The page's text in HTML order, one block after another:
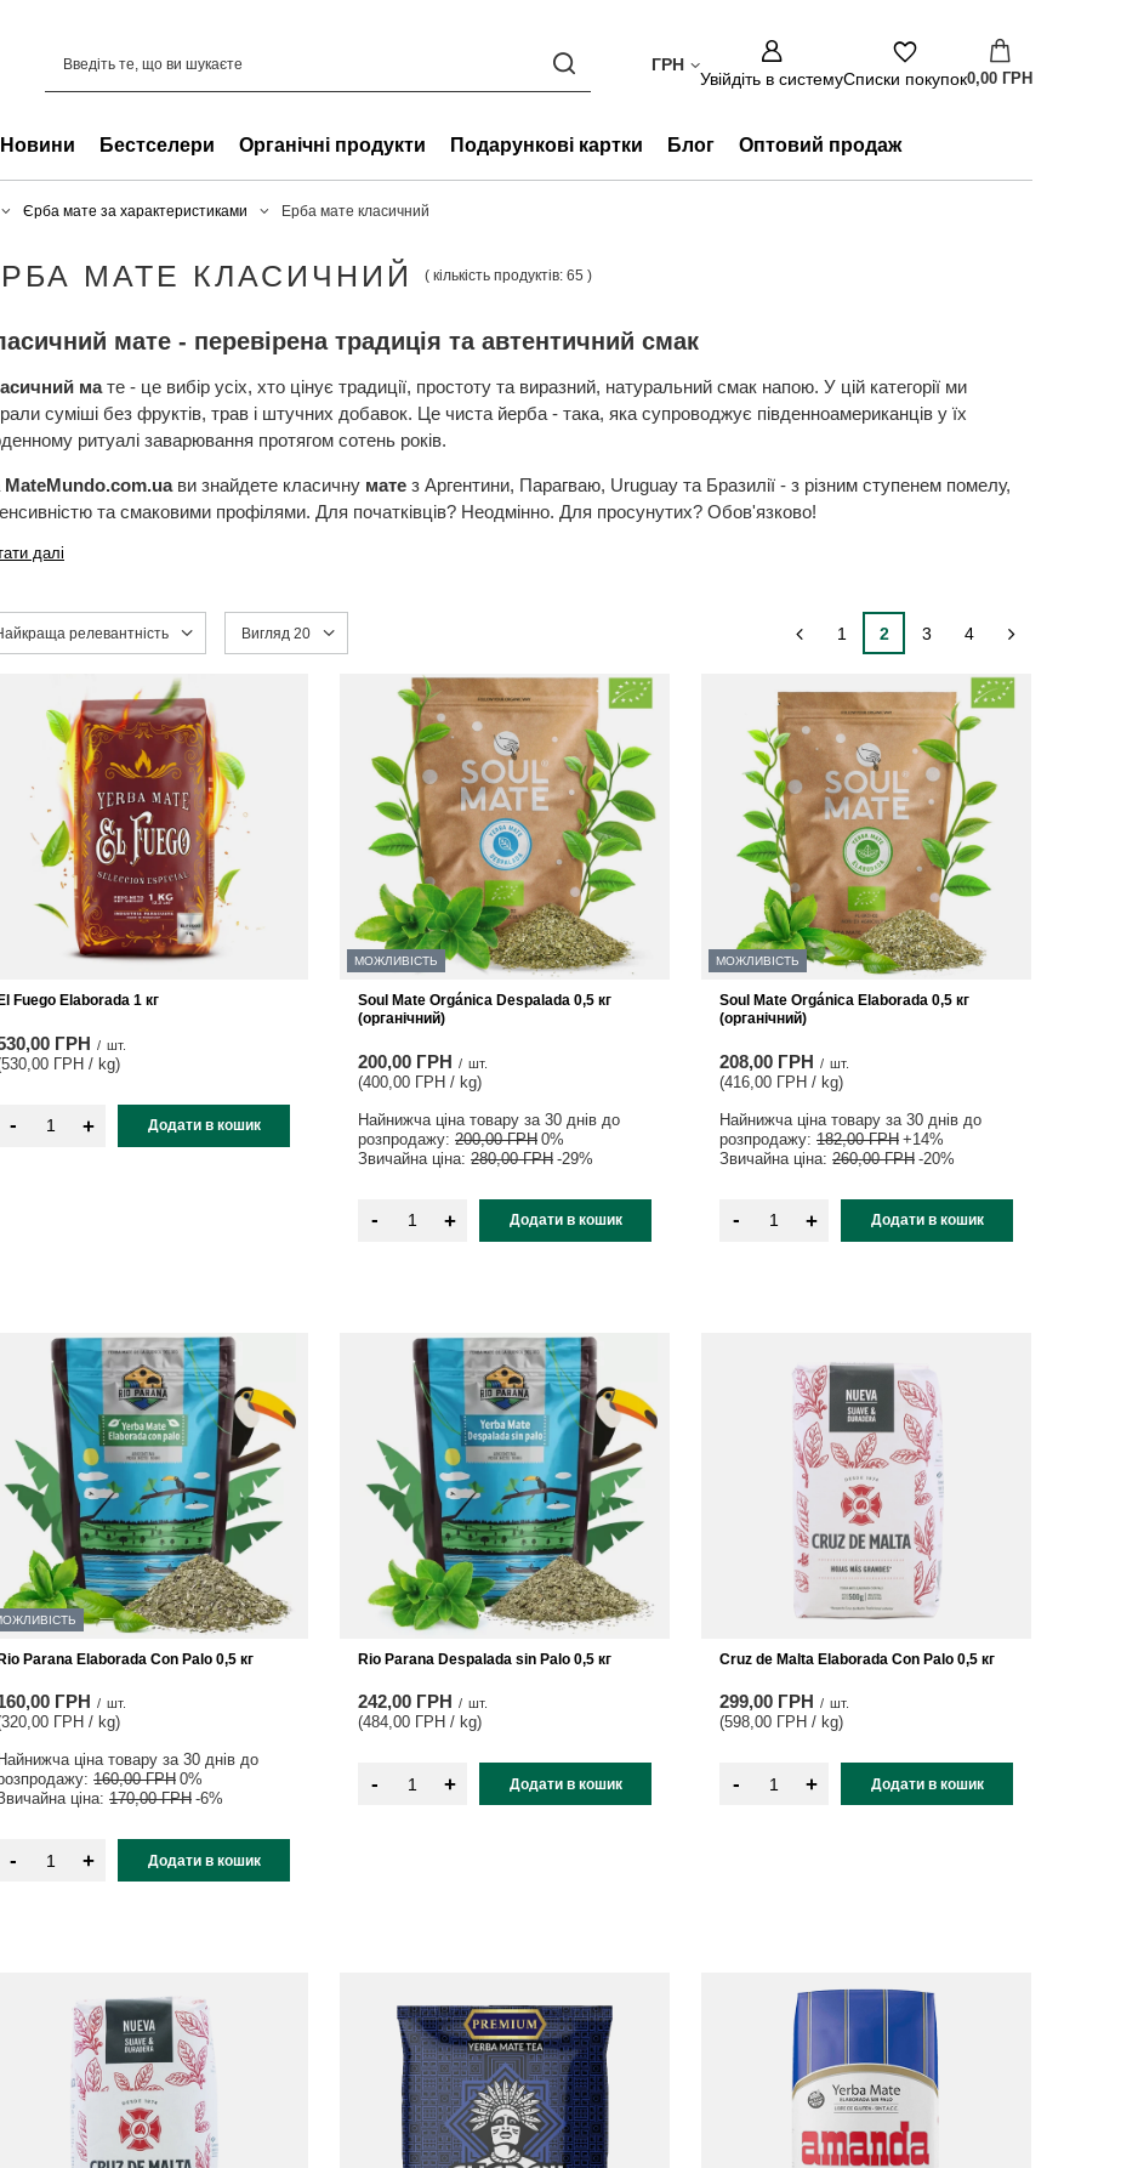
ГРН
Увійдіть в системуСписки покупок0,00 ГРН
Новини Бестселери Органічні продукти Подарункові картки Блог Оптовий продаж
Єрба мате за характеристиками Ерба мате класичний
МАТЕ КЛАСИЧНИЙ ( кількість продуктів: 65 )
мате - перевірена традиція та автентичний смак
мате - це вибір усіх, хто цінує традиції, простоту та виразний, натуральний смак напою. У цій категорії ми
суміші без фруктів, трав і штучних добавок. Це чиста йерба - така, яка супроводжує південноамериканців у їх
ритуалі заварювання протягом сотень років.
MateMundo.com.uaви знайдете класичну мате з Аргентини, Парагваю, Uruguay та Бразилії - з різним ступенем помелу,
та смаковими профілями. Для початківців? Неодмінно. Для просунутих? Обов'язково!
далі
сортування
релевантність Змінити кількість товарів, що відображаються
Вигляд 20 1 2 3 4
El Fuego Elaborada 1 кг
ГРН / шт.
ГРН / kg)
- + Додати в кошик
МОЖЛИВІСТЬ
Soul Mate Orgánica Despalada 0,5 кг
(органічний)
200,00 ГРН / шт.
(400,00 ГРН / kg)
Найнижча ціна товару за 30 днів до
розпродажу: 200,00 ГРН 0%
Звичайна ціна: 280,00 ГРН -29%
- + Додати в кошик
МОЖЛИВІСТЬ
Soul Mate Orgánica Elaborada 0,5 кг
(органічний)
208,00 ГРН / шт.
(416,00 ГРН / kg)
Найнижча ціна товару за 30 днів до
розпродажу: 182,00 ГРН +14%
Звичайна ціна: 260,00 ГРН -20%
- + Додати в кошик
Parana Elaborada Con Palo 0,5 кг
ГРН / шт.
ГРН / kg)
Найнижча ціна товару за 30 днів до
160,00 ГРН 0%
ціна: 170,00 ГРН -6%
- + Додати в кошик
Rio Parana Despalada sin Palo 0,5 кг
242,00 ГРН / шт.
(484,00 ГРН / kg)
- + Додати в кошик
Cruz de Malta Elaborada Con Palo 0,5 кг
299,00 ГРН / шт.
(598,00 ГРН / kg)
- + Додати в кошик